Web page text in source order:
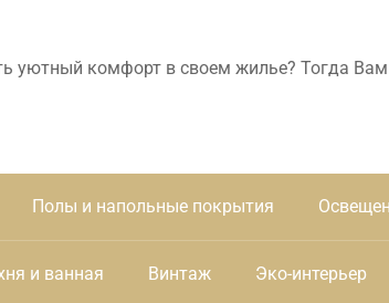
уютный комфорт в своем жилье? Тогда
Полы и напольные покрытия
и ванная Винтаж Эко-интерьер